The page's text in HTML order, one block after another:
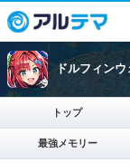
ドルフィンウ
トップ
最強メモリー